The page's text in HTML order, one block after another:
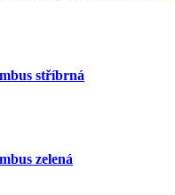
stříbrná
zelená